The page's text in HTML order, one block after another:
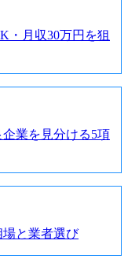
・月収30万円を狙
業を見分ける5項
と業者選び